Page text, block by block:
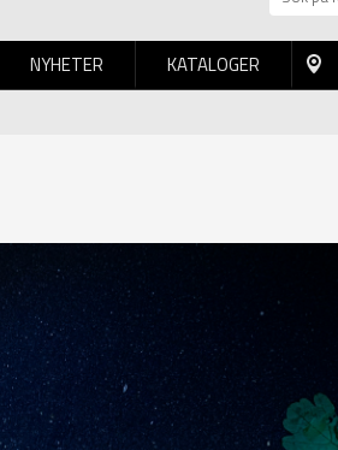
NYHETER KATALOGER